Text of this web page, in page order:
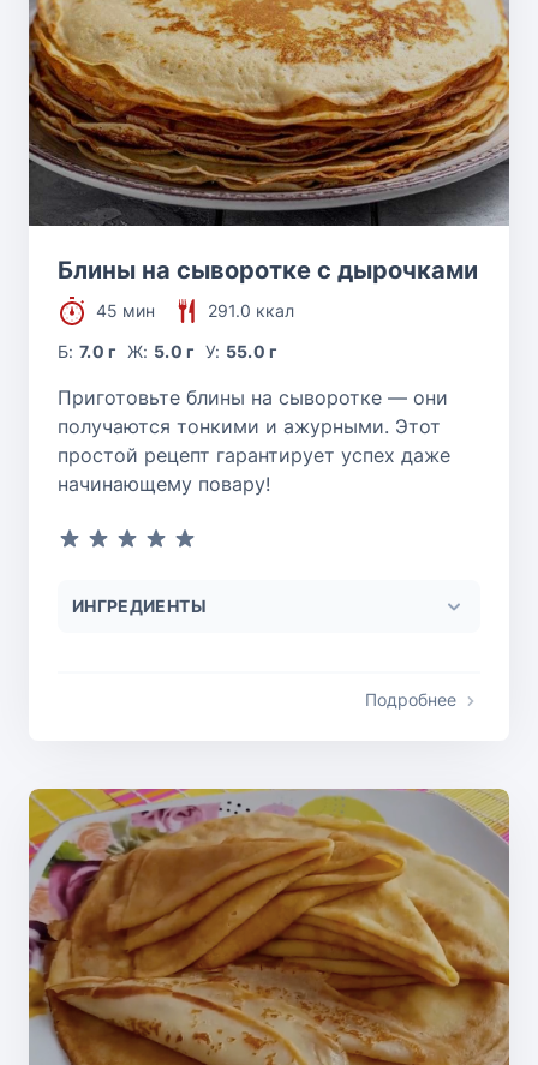
Блины на сыворотке с дырочками
45 мин
291.0 ккал
Б:7.0 г Ж: 5.0 г У: 55.0 г
Приготовьте блины на сыворотке — они
получаются тонкими и ажурными. Этот
простой рецепт гарантирует успех даже
начинающему повару!
ИНГРЕДИЕНТЫ
Подробнее